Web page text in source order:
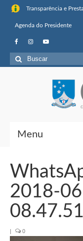
Transparência e
Agenda do Presidente
Buscar
por:
Menu
Sobre o
Missão,
2018-
| 0